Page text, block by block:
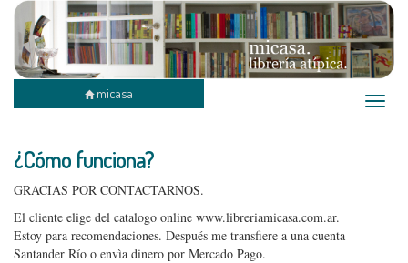
Toggle
micasa
¿Cómo funciona?
GRACIAS POR CONTACTARNOS.
El cliente elige del catalogo online www.libreriamicasa.com.ar.
Estoy para recomendaciones. Después me transfiere a una cuenta
Santander Río o envìa dinero por Mercado Pago.